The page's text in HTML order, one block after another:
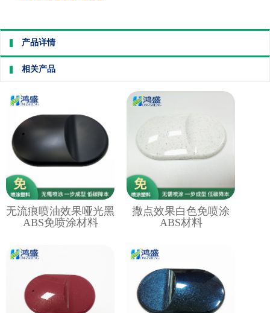
产品详情
相关产品
无流痕喷油效果哑光黑
ABS免喷涂材料
撒点效果白色免喷涂
ABS材料